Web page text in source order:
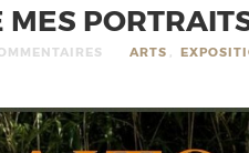
ARTS ,